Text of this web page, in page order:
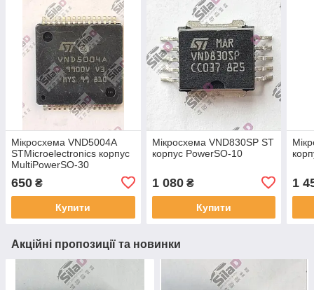
Мікросхема VND5004A
STMicroelectronics корпус
MultiPowerSO-30
650 ₴
Купити
Мікросхема VND830SP ST
корпус PowerSO-10
1 080₴
Купити
1
Акційні пропозиції та новинки